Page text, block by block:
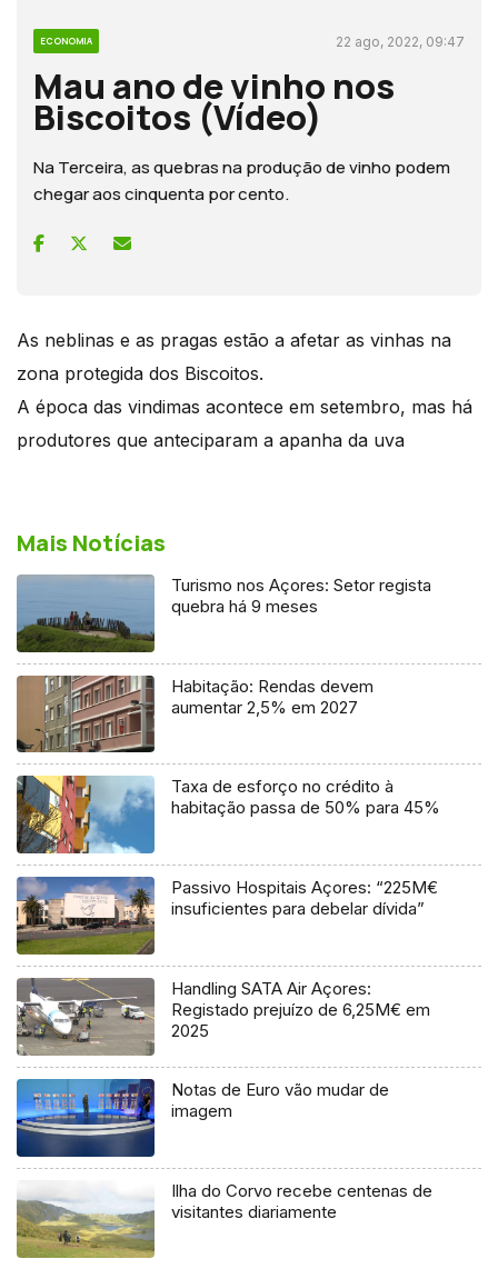
ECONOMIA 22 ago, 2022, 09:47
Mau ano de vinho nos
Biscoitos (Vídeo)
Na Terceira, as quebras na produção de vinho podem
chegar aos cinquenta por cento.
As neblinas e as pragas estão a afetar as vinhas na
zona protegida dos Biscoitos.
A época das vindimas acontece em setembro, mas há
produtores que anteciparam a apanha da uva
Mais Notícias
Turismo nos Açores: Setor regista
quebra há 9 meses
Habitação: Rendas devem
aumentar 2,5% em 2027
Taxa de esforço no crédito à
habitação passa de 50% para 45%
Passivo Hospitais Açores: “225M€
insuficientes para debelar dívida”
Handling SATA Air Açores:
Registado prejuízo de 6,25M€ em
2025
Notas de Euro vão mudar de
imagem
Ilha do Corvo recebe centenas de
visitantes diariamente